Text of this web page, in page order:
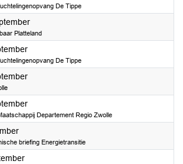
De Tippe
2025
Platteland
2025
De Tippe
2025
2025
Departement Regio Zwolle
2025
briefing Energietransitie
2025